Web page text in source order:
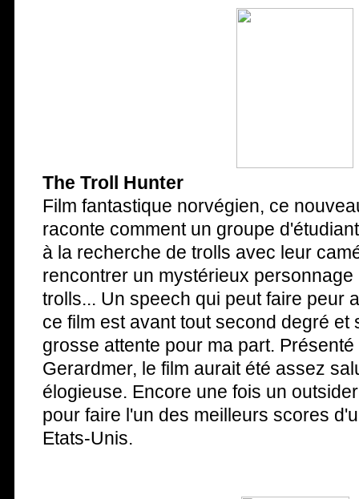
The Troll Hunter
Film fantastique norvégien, ce
raconte comment un groupe
à la recherche de trolls avec leur
rencontrer un mystérieux
trolls... Un speech qui peut faire peur
ce film est avant tout second degré et
grosse attente pour ma part.
Gerardmer, le film aurait été assez
élogieuse. Encore une fois un
pour faire l'un des meilleurs scores
Etats-Unis.